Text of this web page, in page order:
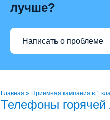
лучше?
Написать о проблеме
Главная » Приемная кампания в 1
Телефоны горячей